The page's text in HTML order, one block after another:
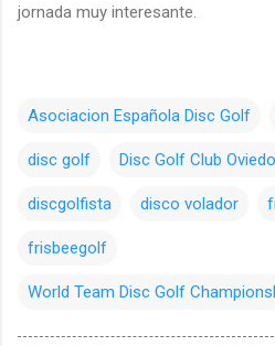
jornada muy interesante.
Asociacion Española Disc Golf
disc golf Disc Golf Club Oviedo
discgolfista disco volador
frisbeegolf
World Team Disc Golf